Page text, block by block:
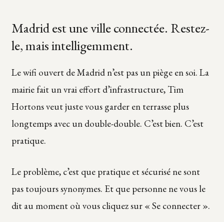
Madrid est une ville connectée. Restez-
le, mais intelligemment.
Le wifi ouvert de Madrid n’est pas un piège en soi. La
mairie fait un vrai effort d’infrastructure, Tim
Hortons veut juste vous garder en terrasse plus
longtemps avec un double-double. C’est bien. C’est
pratique.
Le problème, c’est que pratique et sécurisé ne sont
pas toujours synonymes. Et que personne ne vous le
dit au moment où vous cliquez sur « Se connecter ».